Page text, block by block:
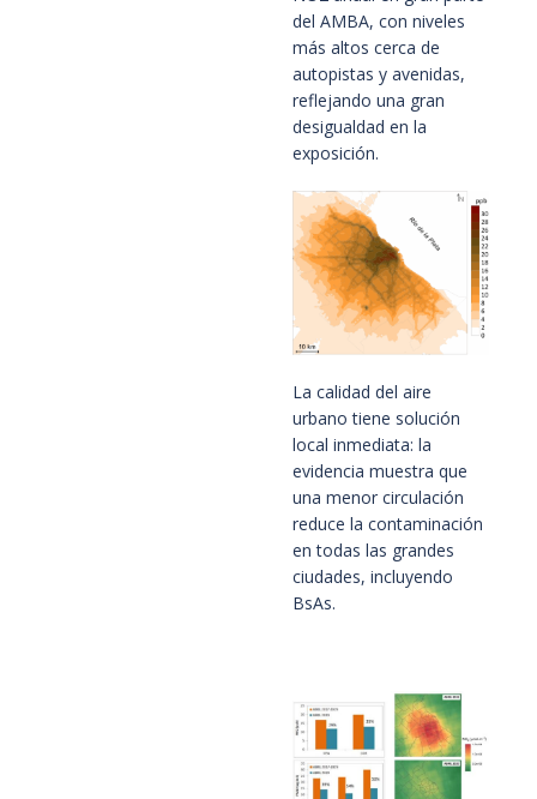
del AMBA, con niveles
más altos cerca de
autopistas y avenidas,
reflejando una gran
desigualdad en la
exposición.
La calidad del aire
urbano tiene solución
local inmediata: la
evidencia muestra que
una menor circulación
reduce la contaminación
en todas las grandes
ciudades, incluyendo
BsAs.